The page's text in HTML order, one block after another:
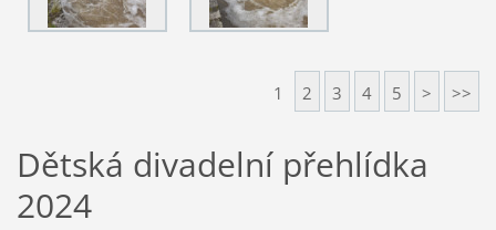
1 2 3 4 5 > >>
Dětská divadelní přehlídka
2024